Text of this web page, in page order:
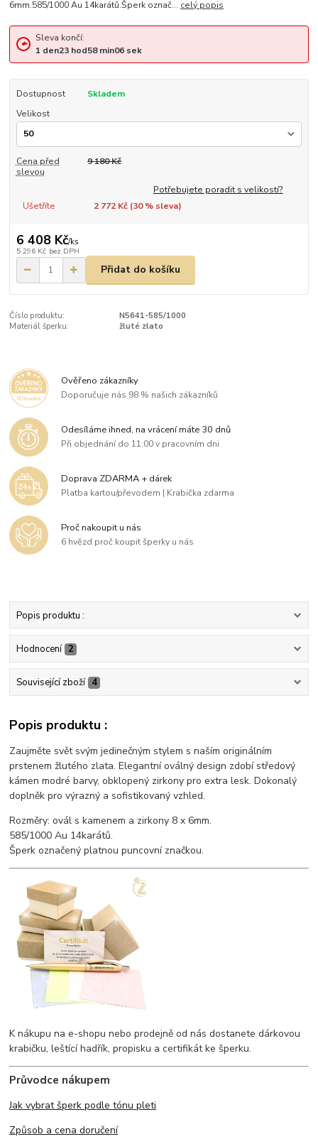
6mm.585/1000 Au 14karátů.Šperk označ... celý popis
Sleva končí:
1 den23hod58min05sek
Dostupnost
Skladem
Velikost
Cena před
slevou
9 180 Kč
Potřebujete poradit s velikostí?
Ušetříte
2 772 Kč (30% sleva)
6 408 Kč/ks
5 296 Kč bez DPH
Přidat do košíku
Číslo produktu:
N5641-585/1000
Materiál šperku:
žluté zlato
Ověřeno zákazníky
Doporučuje nás 98 % našich zákazníků
Odesíláme ihned, na vrácení máte 30 dnů
Při objednání do 11:00 v pracovním dni
Doprava ZDARMA + dárek
Platba kartou/převodem | Krabička zdarma
Proč nakoupit u nás
6 hvězd proč koupit šperky u nás
Popis produktu :
Hodnocení 2
Související zboží 4
Popis produktu :
Zaujměte svět svým jedinečným stylem s naším originálním
prstenem žlutého zlata. Elegantní oválný design zdobí středový
kámen modré barvy, obklopený zirkony pro extra lesk. Dokonalý
doplněk pro výrazný a sofistikovaný vzhled.
Rozměry: ovál s kamenem a zirkony 8 x 6mm.
585/1000 Au 14karátů.
Šperk označený platnou puncovní značkou.
K nákupu na e-shopu nebo prodejně od nás dostanete dárkovou
krabičku, leštící hadřík, propisku a certifikát ke šperku.
Průvodce nákupem
Jak vybrat šperk podle tónu pleti
Způsob a cena doručení